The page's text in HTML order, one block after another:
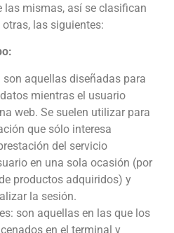
las mismas, así se clasifican
las siguientes:
son aquellas diseñadas para
mientras el usuario
web. Se suelen utilizar para
que sólo interesa
del servicio
en una sola ocasión (por
productos adquiridos) y
la sesión.
son aquellas en las que los
en el terminal y